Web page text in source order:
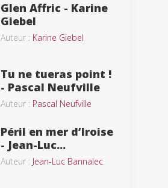
Glen Affric - Karine
Giebel
Auteur : Karine Giebel
Tu ne tueras point !
- Pascal Neufville
Auteur : Pascal Neufville
Péril en mer d’Iroise
- Jean-Luc...
Auteur : Jean-Luc Bannalec